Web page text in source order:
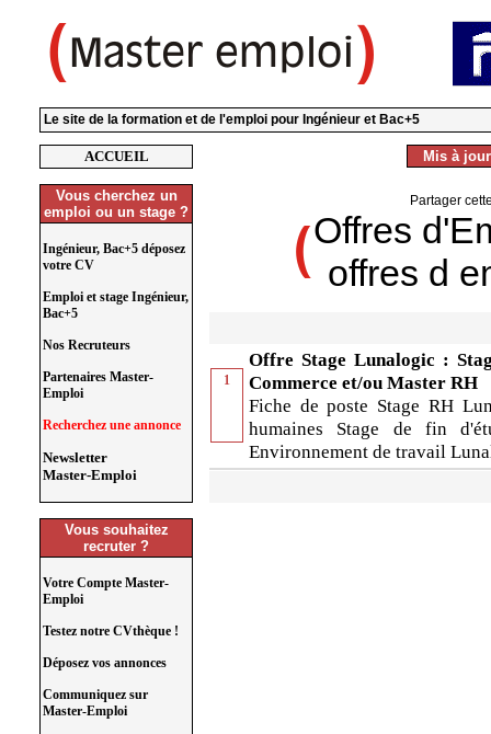
Le site de la formation et de l'emploi pour Ingénieur et Bac+5
ACCUEIL
Vous cherchez un
emploi ou un stage ?
Ingénieur, Bac+5 déposez
votre CV
Emploi et stage Ingénieur,
Bac+5
Nos Recruteurs
Partenaires Master-
Emploi
Recherchez une annonce
Newsletter
Master-Emploi
Vous souhaitez
recruter ?
Votre Compte Master-
Emploi
Testez notre CVthèque !
Déposez vos annonces
Communiquez sur
Master-Emploi
Mis à
Partager
Offres
offres d
1
Offre Stage Lunalogic :
Commerce et/ou Master RH
Fiche de poste Stage RH
humaines Stage de fin
Environnement de travail